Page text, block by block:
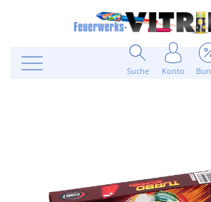
Suche Konto